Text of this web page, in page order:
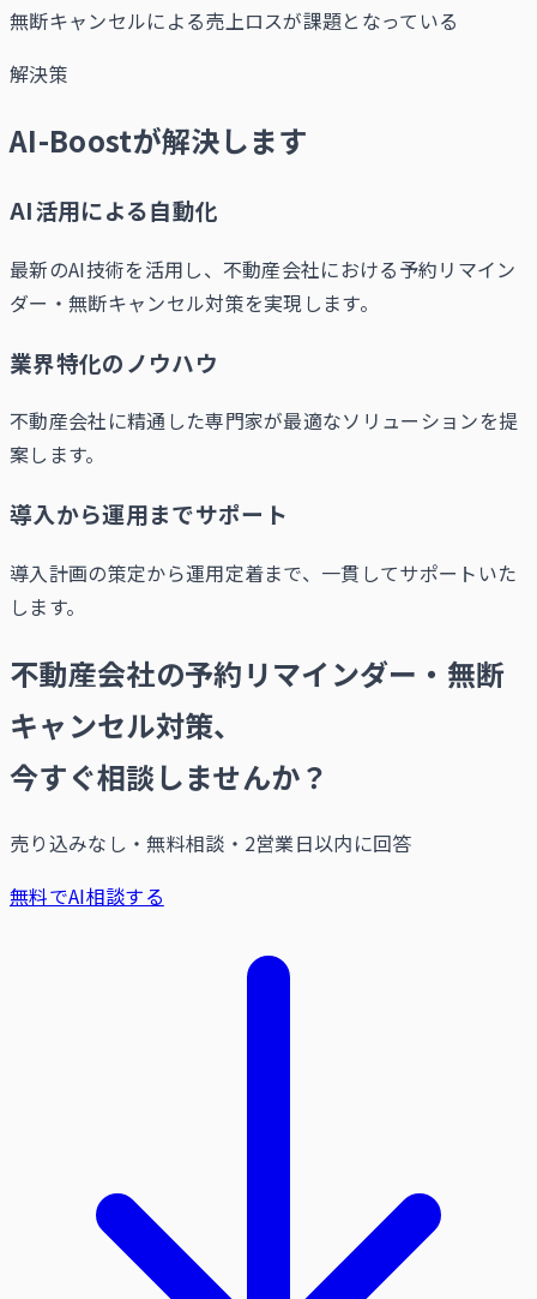
無断キャンセルによる売上ロスが課題となっている
解決策
AI-Boostが解決します
AI活用による自動化
最新のAI技術を活用し、不動産会社における予約リマイン
ダー・無断キャンセル対策を実現します。
業界特化のノウハウ
不動産会社に精通した専門家が最適なソリューションを提
案します。
導入から運用までサポート
導入計画の策定から運用定着まで、一貫してサポートいた
します。
不動産会社の予約リマインダー・無断
キャンセル対策、
今すぐ相談しませんか？
売り込みなし・無料相談・2営業日以内に回答
無料でAI相談する